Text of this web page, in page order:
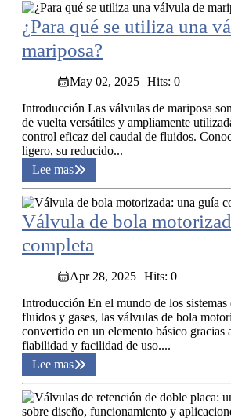
¿Para qué se utiliza una
mariposa?
May 02, 2025 Hits: 0
Introducción Las válvulas de mariposa
de vuelta versátiles y ampliamente
control eficaz del caudal de fluidos.
ligero, su reducido...
Lee mas
Válvula de bola
completa
Apr 28, 2025 Hits: 0
Introducción En el mundo de los sistemas
fluidos y gases, las válvulas de bola
convertido en un elemento básico gracias
fiabilidad y facilidad de uso....
Lee mas